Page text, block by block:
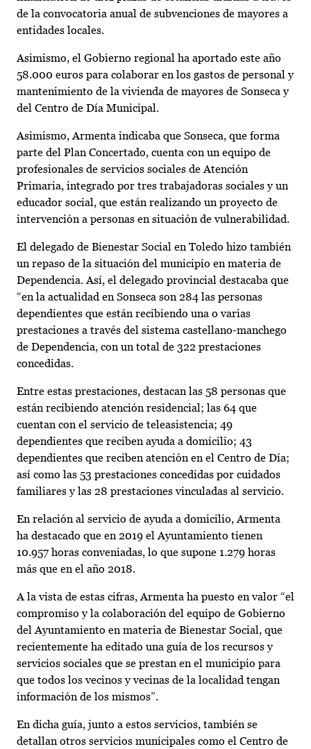
de la convocatoria anual de subvenciones de mayores a
entidades locales.
Asimismo, el Gobierno regional ha aportado este año
58.000 euros para colaborar en los gastos de personal y
mantenimiento de la vivienda de mayores de Sonseca y
del Centro de Día Municipal.
Asimismo, Armenta indicaba que Sonseca, que forma
parte del Plan Concertado, cuenta con un equipo de
profesionales de servicios sociales de Atención
Primaria, integrado por tres trabajadoras sociales y un
educador social, que están realizando un proyecto de
intervención a personas en situación de vulnerabilidad.
El delegado de Bienestar Social en Toledo hizo también
un repaso de la situación del municipio en materia de
Dependencia. Así, el delegado provincial destacaba que
“en la actualidad en Sonseca son 284 las personas
dependientes que están recibiendo una o varias
prestaciones a través del sistema castellano-manchego
de Dependencia, con un total de 322 prestaciones
concedidas.
Entre estas prestaciones, destacan las 58 personas que
están recibiendo atención residencial; las 64 que
cuentan con el servicio de teleasistencia; 49
dependientes que reciben ayuda a domicilio; 43
dependientes que reciben atención en el Centro de Día;
así como las 53 prestaciones concedidas por cuidados
familiares y las 28 prestaciones vinculadas al servicio.
En relación al servicio de ayuda a domicilio, Armenta
ha destacado que en 2019 el Ayuntamiento tienen
10.957 horas conveniadas, lo que supone 1.279 horas
más que en el año 2018.
A la vista de estas cifras, Armenta ha puesto en valor “el
compromiso y la colaboración del equipo de Gobierno
del Ayuntamiento en materia de Bienestar Social, que
recientemente ha editado una guía de los recursos y
servicios sociales que se prestan en el municipio para
que todos los vecinos y vecinas de la localidad tengan
información de los mismos”.
En dicha guía, junto a estos servicios, también se
detallan otros servicios municipales como el Centro de